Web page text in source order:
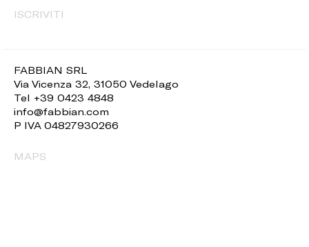
FABBIAN SRL
Via Vicenza 32, 31050 Vedelago
Tel +39 0423 4848
info@fabbian.com
P IVA 04827930266
MAPS
ISCRIVITI